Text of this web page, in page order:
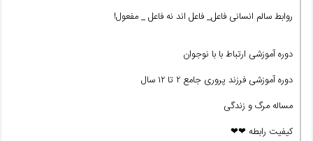
روابط سالم انسانی فاعل_ فاعل اند نه فاعل _ مفعول!
دوره آموزشی ارتباط با با نوجوان
دوره آموزشی فرزند پروری جامع ۲ تا ۱۲ سال
مساله مرگ و زندگی
کیفیت رابطه ❤❤